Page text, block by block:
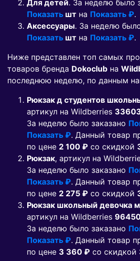
Для детей. За неделю было
Показать шт на Показать ₽.
Аксессуары. За неделю
Показать шт на Показать ₽.
Ниже представлен топ самых
товаров бренда Dokoclub на
последнюю неделю, по данным
Рюкзак д студентов
артикул на Wildberries
За неделю было заказано
Показать ₽. Данный товар
по цене 2 100 ₽ co скидкой
Рюкзак, артикул на
За неделю было заказано
Показать ₽. Данный товар
по цене 2 275 ₽ co скидкой
Рюкзак школьный девочка
артикул на Wildberries
За неделю было заказано
Показать ₽. Данный товар
по цене 3 360 ₽ co скидкой